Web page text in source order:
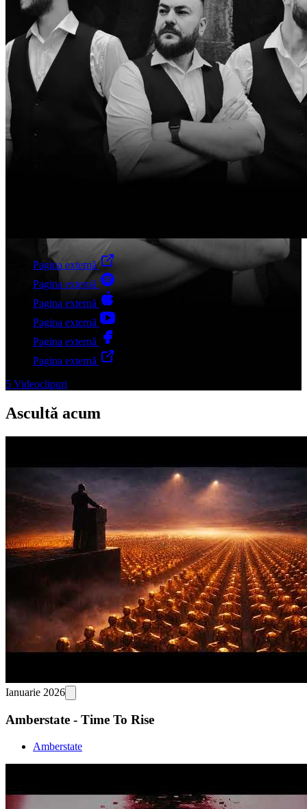
Pagina externă
Pagina externă
Pagina externă
Pagina externă
Pagina externă
Pagina externă
5 Videoclipuri
Ascultă acum
Ianuarie 2026
Amberstate - Time To Rise
Amberstate